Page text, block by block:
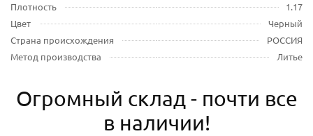
Плотность
1.17
Цвет
Черный
Страна происхождения
РОССИЯ
Метод производства
Литье
Огромный склад - почти все
в наличии!